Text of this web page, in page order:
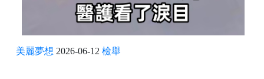
美麗夢想 2026-06-12 檢舉